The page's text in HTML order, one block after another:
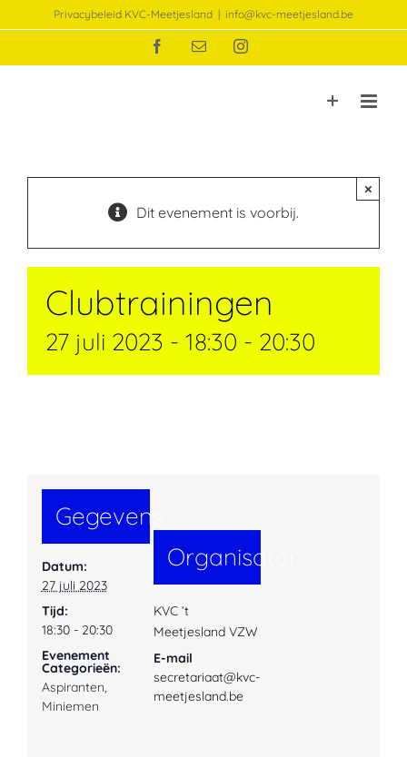
naar
Privacybeleid KVC-Meetjesland | info@kvc-meetjesland.be
Facebook
E-
Instagram
Dit evenement is voorbij.
×
Clubtrainingen
27 juli 2023 - 18:30 - 20:30
Gegevens
Datum:
27 juli 2023
Tijd:
18:30 - 20:30
Evenement
Categorieën:
Aspiranten,
Miniemen
Organisator
KVC ‘t
Meetjesland VZW
E-mail
secretariaat@kvc-
meetjesland.be